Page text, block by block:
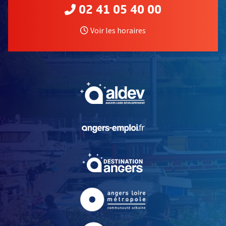
02 41 05 40 00
Voir les horaires
, Ouvre une nouvelle
, Ouvre une nouvelle